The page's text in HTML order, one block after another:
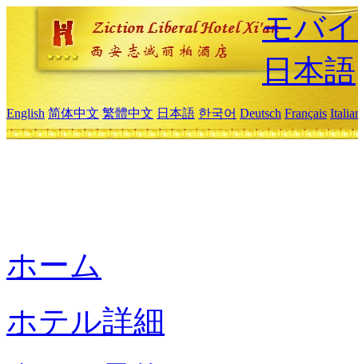
モバ
日本語
English 简体中文 繁體中文 日本語 한국어 Deutsch Français
ホーム
ホテル詳細